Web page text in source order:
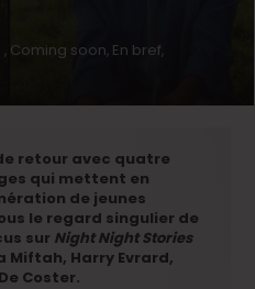
, Coming soon, En bref,
retour avec quatre
qui mettent en
de jeunes
le regard singulier de
sur Night Night Stories
Miftah, Harry Evrard,
Coster.